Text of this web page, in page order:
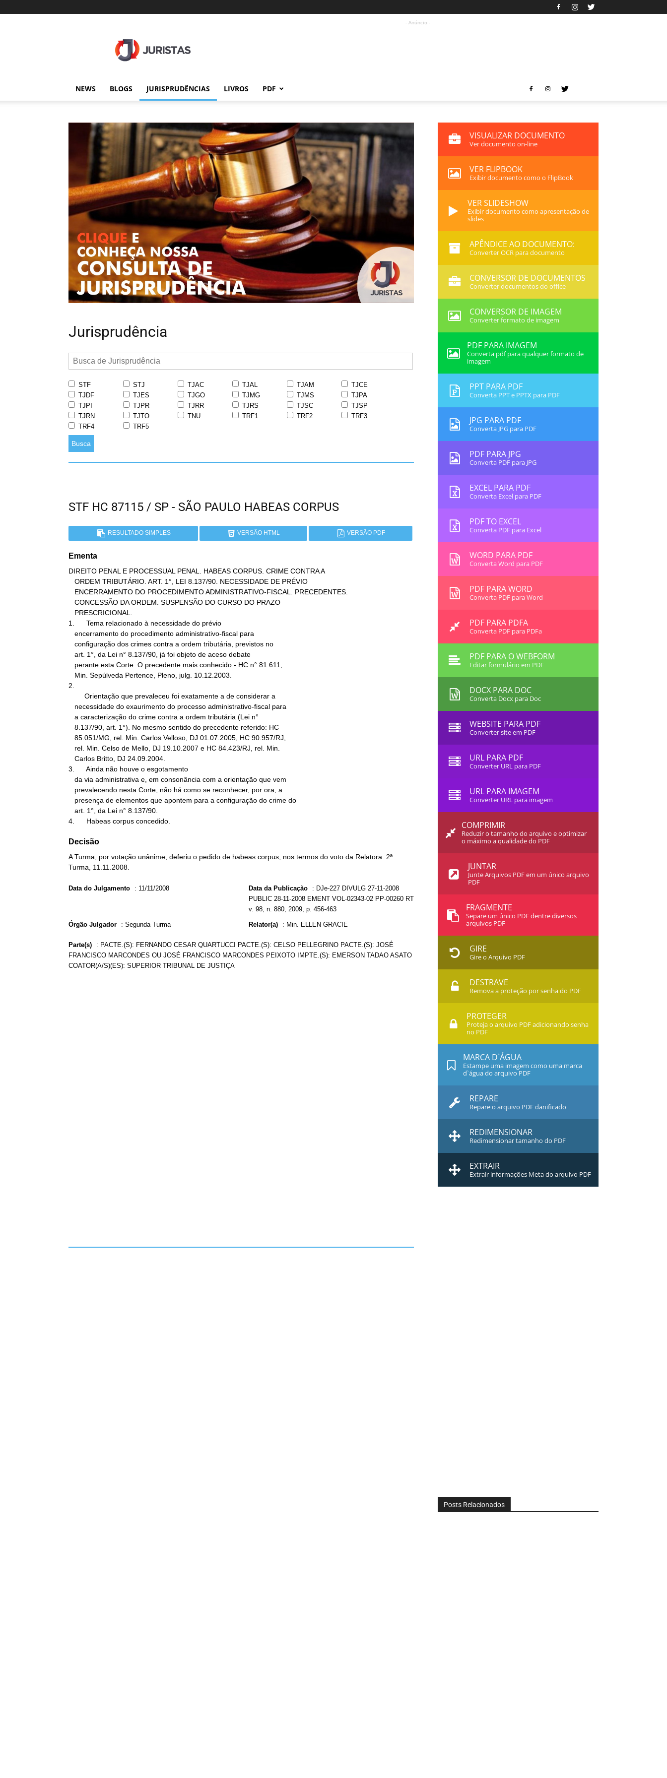
- Anúncio -
NEWS BLOGS JURISPRUDÊNCIAS LIVROS PDF
Jurisprudência
STF STJ TJAC TJAL TJAM
TJCE
TJDF
TJES TJGO TJMG TJMS
TJPA
TJPI
TJPR TJRR TJRS TJSC
TJSP
TJRN
TJTO TNU TRF1 TRF2
TRF3
TRF4
TRF5
Busca
STF HC 87115 / SP - SÃO PAULO HABEAS CORPUS
RESULTADO SIMPLES VERSÃO HTML VERSÃO PDF
Ementa
DIREITO PENAL E PROCESSUAL PENAL. HABEAS CORPUS. CRIME CONTRA A
1.      Tema relacionado à necessidade do prévio
2.
3.      Ainda não houve o esgotamento
4.      Habeas corpus concedido.
Decisão
A Turma, por votação unânime, deferiu o pedido de habeas corpus, nos termos do voto da Relatora. 2ª
Turma, 11.11.2008.
Data do Julgamento : 11/11/2008 Data da Publicação : DJe-227 DIVULG 27-11-2008
PUBLIC 28-11-2008 EMENT VOL-02343-02 PP-00260 RT
v. 98, n. 880, 2009, p. 456-463
Órgão Julgador : Segunda Turma Relator(a) : Min. ELLEN GRACIE
Parte(s) : PACTE.(S): FERNANDO CESAR QUARTUCCI PACTE.(S): CELSO PELLEGRINO PACTE.(S): JOSÉ
FRANCISCO MARCONDES OU JOSÉ FRANCISCO MARCONDES PEIXOTO IMPTE.(S): EMERSON TADAO ASATO
COATOR(A/S)(ES): SUPERIOR TRIBUNAL DE JUSTIÇA
VISUALIZAR DOCUMENTO
Ver documento on-line
VER FLIPBOOK
Exibir documento como o FlipBook
VER SLIDESHOW
Exibir documento como apresentação de
slides
APÊNDICE AO DOCUMENTO:
Converter OCR para documento
CONVERSOR DE DOCUMENTOS
Converter documentos do office
CONVERSOR DE IMAGEM
Converter formato de imagem
PDF PARA IMAGEM
Converta pdf para qualquer formato de
imagem
PPT PARA PDF
Converta PPT e PPTX para PDF
JPG PARA PDF
Converta JPG para PDF
PDF PARA JPG
Converta PDF para JPG
EXCEL PARA PDF
Converta Excel para PDF
PDF TO EXCEL
Converta PDF para Excel
WORD PARA PDF
Converta Word para PDF
PDF PARA WORD
Converta PDF para Word
PDF PARA PDFA
Converta PDF para PDFa
PDF PARA O WEBFORM
Editar formulário em PDF
DOCX PARA DOC
Converta Docx para Doc
WEBSITE PARA PDF
Converter site em PDF
URL PARA PDF
Converter URL para PDF
URL PARA IMAGEM
Converter URL para imagem
COMPRIMIR
Reduzir o tamanho do arquivo e optimizar
o máximo a qualidade do PDF
JUNTAR
Junte Arquivos PDF em um único arquivo
PDF
FRAGMENTE
Separe um único PDF dentre diversos
arquivos PDF
GIRE
Gire o Arquivo PDF
DESTRAVE
Remova a proteção por senha do PDF
PROTEGER
Proteja o arquivo PDF adicionando senha
no PDF
MARCA D`ÁGUA
Estampe uma imagem como uma marca
d`água do arquivo PDF
REPARE
Repare o arquivo PDF danificado
REDIMENSIONAR
Redimensionar tamanho do PDF
EXTRAIR
Extrair informações Meta do arquivo PDF
Posts Relacionados